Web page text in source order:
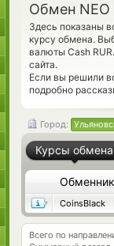
Обмен NEO
Здесь показаны
курсу обмена.
валюты Cash
сайта.
Если вы решили
подробно
Город:
Курсы обмена
Обменник
CoinsBlack
Всего по